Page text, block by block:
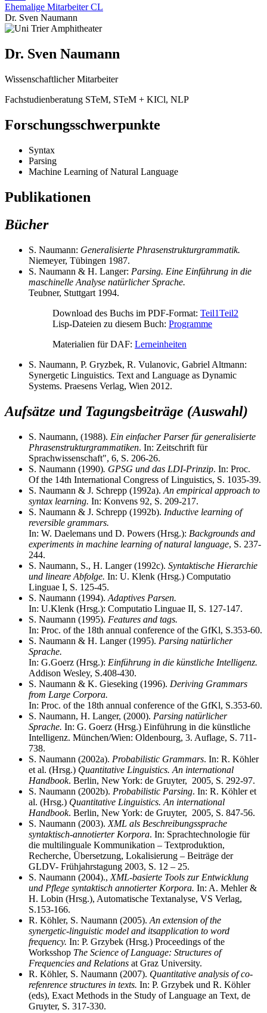
Ehemalige Mitarbeiter CL
Dr. Sven Naumann
Dr. Sven Naumann
Wissenschaftlicher Mitarbeiter
Fachstudienberatung STeM, STeM + KICl, NLP
Forschungsschwerpunkte
Syntax
Parsing
Machine Learning of Natural Language
Publikationen
Bücher
S. Naumann: Generalisierte Phrasenstrukturgrammatik.
Niemeyer, Tübingen 1987.
S. Naumann & H. Langer: Parsing. Eine Einführung in die
maschinelle Analyse natürlicher Sprache.
Teubner, Stuttgart 1994.
Download des Buchs im PDF-Format: Teil1Teil2
Lisp-Dateien zu diesem Buch: Programme
Materialien für DAF: Lerneinheiten
S. Naumann, P. Gryzbek, R. Vulanovic, Gabriel Altmann:
Synergetic Linguistics. Text and Language as Dynamic
Systems. Praesens Verlag, Wien 2012.
Aufsätze und Tagungsbeiträge (Auswahl)
S. Naumann, (1988). Ein einfacher Parser für generalisierte
Phrasenstrukturgrammatiken. In: Zeitschrift für
Sprachwissenschaft", 6, S. 206-26.
S. Naumann (1990). GPSG und das LDI-Prinzip. In: Proc.
Of the 14th International Congress of Linguistics, S. 1035-39.
S. Naumann & J. Schrepp (1992a). An empirical approach to
syntax learning. In: Konvens 92, S. 209-217.
S. Naumann & J. Schrepp (1992b). Inductive learning of
reversible grammars.
In: W. Daelemans und D. Powers (Hrsg.): Backgrounds and
experiments in machine learning of natural language, S. 237-
244.
S. Naumann, S., H. Langer (1992c). Syntaktische Hierarchie
und lineare Abfolge. In: U. Klenk (Hrsg.) Computatio
Linguae I, S. 125-45.
S. Naumann (1994). Adaptives Parsen.
In: U.Klenk (Hrsg.): Computatio Linguae II, S. 127-147.
S. Naumann (1995). Features and tags.
In: Proc. of the 18th annual conference of the GfKl, S.353-60.
S. Naumann & H. Langer (1995). Parsing natürlicher
Sprache.
In: G.Goerz (Hrsg.): Einführung in die künstliche Intelligenz.
Addison Wesley, S.408-430.
S. Naumann & K. Gieseking (1996). Deriving Grammars
from Large Corpora.
In: Proc. of the 18th annual conference of the GfKl, S.353-60.
S. Naumann, H. Langer, (2000). Parsing natürlicher
Sprache. In: G. Goerz (Hrsg.) Einführung in die künstliche
Intelligenz. München/Wien: Oldenbourg, 3. Auflage, S. 711-
738.
S. Naumann (2002a). Probabilistic Grammars. In: R. Köhler
et al. (Hrsg.) Quantitative Linguistics. An international
Handbook. Berlin, New York: de Gruyter, 2005, S. 292-97.
S. Naumann (2002b). Probabilistic Parsing. In: R. Köhler et
al. (Hrsg.) Quantitative Linguistics. An international
Handbook. Berlin, New York: de Gruyter, 2005, S. 847-56.
S. Naumann (2003). XML als Beschreibungssprache
syntaktisch-annotierter Korpora. In: Sprachtechnologie für
die multilinguale Kommunikation – Textproduktion,
Recherche, Übersetzung, Lokalisierung – Beiträge der
GLDV- Frühjahrstagung 2003, S. 12 – 25.
S. Naumann (2004)., XML-basierte Tools zur Entwicklung
und Pflege syntaktisch annotierter Korpora. In: A. Mehler &
H. Lobin (Hrsg.), Automatische Textanalyse, VS Verlag,
S.153-166.
R. Köhler, S. Naumann (2005). An extension of the
synergetic-linguistic model and itsapplication to word
frequency. In: P. Grzybek (Hrsg.) Proceedings of the
Worksshop The Science of Language: Structures of
Frequencies and Relations at Graz University.
R. Köhler, S. Naumann (2007). Quantitative analysis of co-
refenrence structures in texts. In: P. Grzybek und R. Köhler
(eds), Exact Methods in the Study of Language an Text, de
Gruyter, S. 317-330.